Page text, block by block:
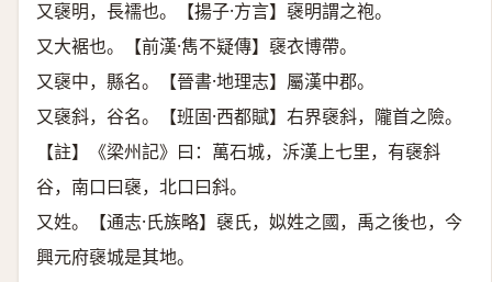
又襃明，長襦也。【揚子·方言】襃明謂之袍。
又大裾也。【前漢·雋不疑傳】襃衣博帶。
又襃中，縣名。【晉書·地理志】屬漢中郡。
又襃斜，谷名。【班固·西都賦】右界襃斜，隴首之險。
【註】《梁州記》曰：萬石城，泝漢上七里，有襃斜
谷，南口曰襃，北口曰斜。
又姓。【通志·氏族略】襃氏，姒姓之國，禹之後也，今
興元府襃城是其地。